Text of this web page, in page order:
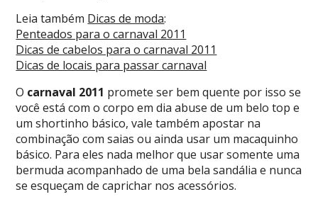
Leia também Dicas de moda:
Penteados para o carnaval 2011
Dicas de cabelos para o carnaval 2011
Dicas de locais para passar carnaval
O carnaval 2011 promete ser bem quente por isso se
você está com o corpo em dia abuse de um belo top e
um shortinho básico, vale também apostar na
combinação com saias ou ainda usar um macaquinho
básico. Para eles nada melhor que usar somente uma
bermuda acompanhado de uma bela sandália e nunca
se esqueçam de caprichar nos acessórios.